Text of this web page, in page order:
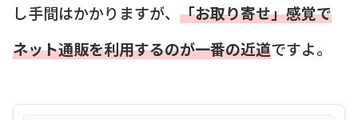
し手間はかかりますが、 「お取り寄せ」感覚で
ネット通販を利用するのが一番の近道ですよ。